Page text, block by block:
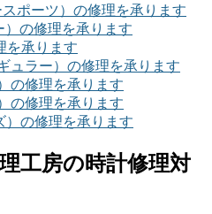
スポーツ）の修理を承ります
）の修理を承ります
を承ります
ュラー）の修理を承ります
の修理を承ります
の修理を承ります
）の修理を承ります
工房の時計修理対